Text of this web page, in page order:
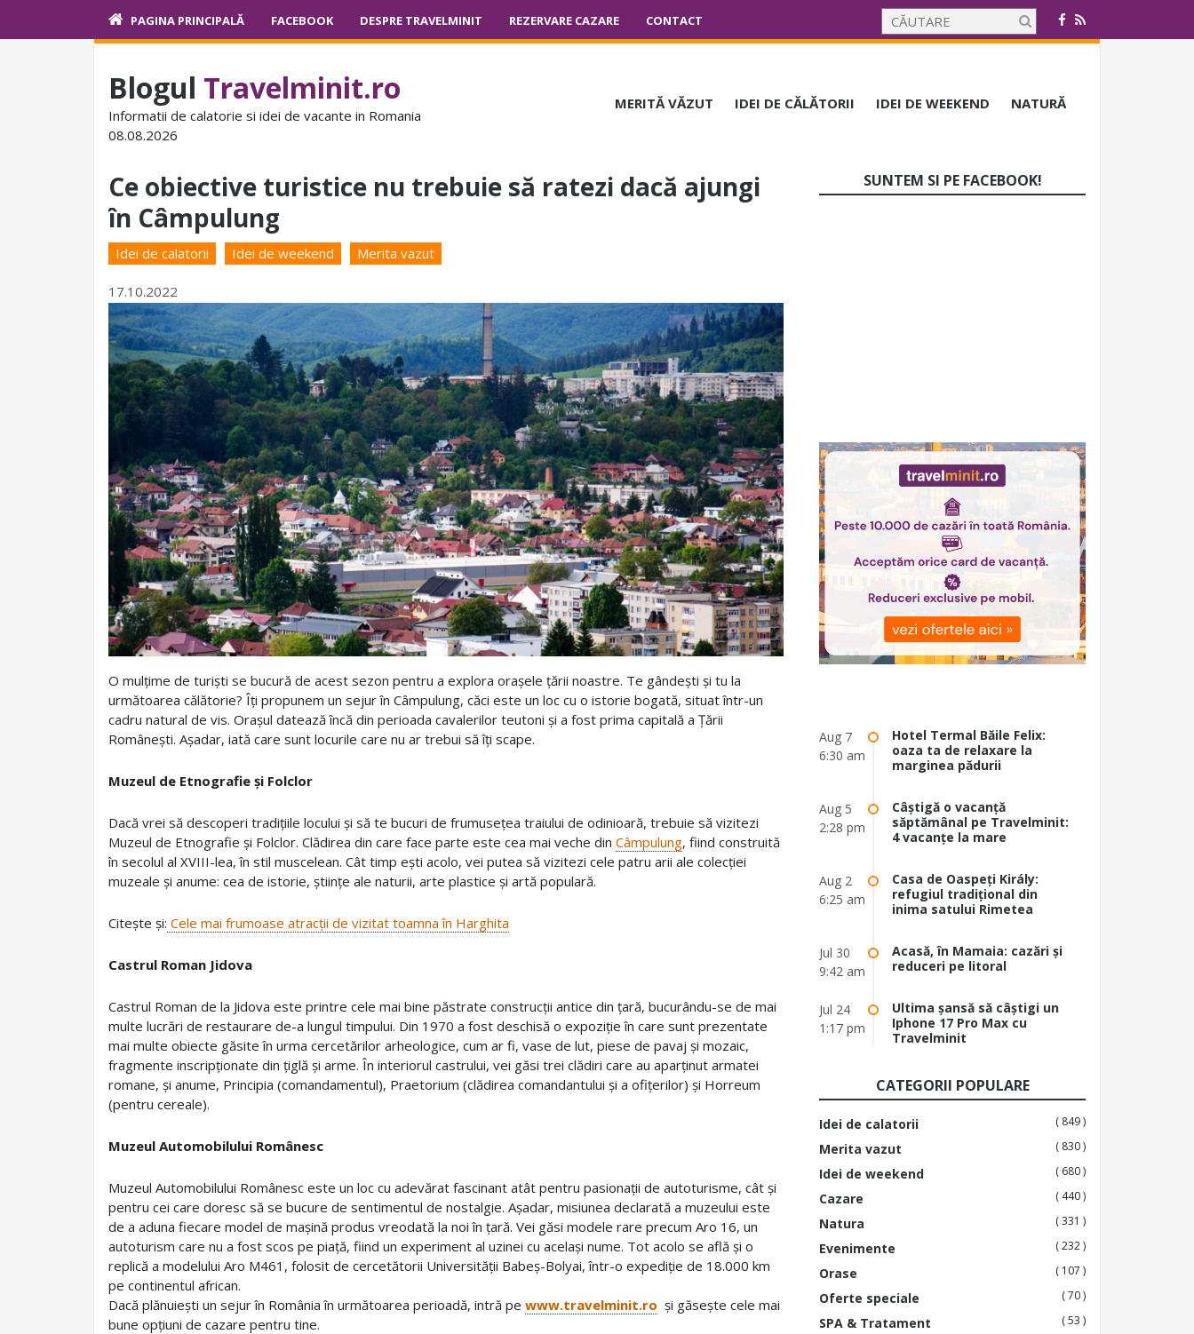
PAGINA PRINCIPALĂ FACEBOOK DESPRE TRAVELMINIT REZERVARE CAZARE CONTACT
Blogul Travelminit.ro
Informatii de calatorie si idei de vacante in Romania
08.08.2026
MERITĂ VĂZUT IDEI DE CĂLĂTORII IDEI DE WEEKEND NATURĂ
Ce obiective turistice nu trebuie să ratezi dacă ajungi
în Câmpulung
Idei de calatorii Idei de weekend Merita vazut
17.10.2022
O mulțime de turiști se bucură de acest sezon pentru a explora orașele țării noastre. Te gândești și tu la
următoarea călătorie? Îți propunem un sejur în Câmpulung, căci este un loc cu o istorie bogată, situat într-un
cadru natural de vis. Orașul datează încă din perioada cavalerilor teutoni și a fost prima capitală a Țării
Românești. Așadar, iată care sunt locurile care nu ar trebui să îți scape.
Muzeul de Etnografie și Folclor
Dacă vrei să descoperi tradițiile locului și să te bucuri de frumusețea traiului de odinioară, trebuie să vizitezi
Muzeul de Etnografie și Folclor. Clădirea din care face parte este cea mai veche din Câmpulung, fiind construită
în secolul al XVIII-lea, în stil muscelean. Cât timp ești acolo, vei putea să vizitezi cele patru arii ale colecției
muzeale și anume: cea de istorie, științe ale naturii, arte plastice și artă populară.
Citește și: Cele mai frumoase atracții de vizitat toamna în Harghita
Castrul Roman Jidova
Castrul Roman de la Jidova este printre cele mai bine păstrate construcții antice din țară, bucurându-se de mai
multe lucrări de restaurare de-a lungul timpului. Din 1970 a fost deschisă o expoziție în care sunt prezentate
mai multe obiecte găsite în urma cercetărilor arheologice, cum ar fi, vase de lut, piese de pavaj și mozaic,
fragmente inscripționate din țiglă și arme. În interiorul castrului, vei găsi trei clădiri care au aparținut armatei
romane, și anume, Principia (comandamentul), Praetorium (clădirea comandantului și a ofițerilor) și Horreum
(pentru cereale).
Muzeul Automobilului Românesc
Muzeul Automobilului Românesc este un loc cu adevărat fascinant atât pentru pasionații de autoturisme, cât și
pentru cei care doresc să se bucure de sentimentul de nostalgie. Așadar, misiunea declarată a muzeului este
de a aduna fiecare model de mașină produs vreodată la noi în țară. Vei găsi modele rare precum Aro 16, un
autoturism care nu a fost scos pe piață, fiind un experiment al uzinei cu același nume. Tot acolo se află și o
replică a modelului Aro M461, folosit de cercetătorii Universității Babeș-Bolyai, într-o expediție de 18.000 km
pe continentul african.
Dacă plănuiești un sejur în România în următoarea perioadă, intră pe www.travelminit.ro și găsește cele mai
bune opțiuni de cazare pentru tine.
SUNTEM SI PE FACEBOOK!
Aug 7
6:30 am
Hotel Termal Băile Felix:
oaza ta de relaxare la
marginea pădurii
Aug 5
2:28 pm
Câștigă o vacanță
săptămânal pe Travelminit:
4 vacanțe la mare
Aug 2
6:25 am
Casa de Oaspeți Király:
refugiul tradițional din
inima satului Rimetea
Jul 30
9:42 am
Acasă, în Mamaia: cazări și
reduceri pe litoral
Jul 24
1:17 pm
Ultima șansă să câștigi un
Iphone 17 Pro Max cu
Travelminit
CATEGORII POPULARE
Idei de calatorii ( 849 )
Merita vazut ( 830 )
Idei de weekend ( 680 )
Cazare ( 440 )
Natura ( 331 )
Evenimente ( 232 )
Orase ( 107 )
Oferte speciale ( 70 )
SPA & Tratament ( 53 )